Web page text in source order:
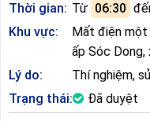
Thời gian: Từ 06:30
Khu vực:
Mất điện một
ấp Sóc Dong,
Lý do:
Thí nghiệm,
Trạng thái:
Đã duyệt